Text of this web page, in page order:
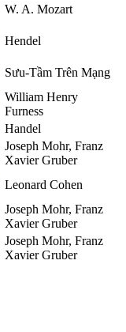
W. A. Mozart
Hendel
Sưu-Tầm Trên Mạng
William Henry
Furness
Handel
Joseph Mohr, Franz
Xavier Gruber
Leonard Cohen
Joseph Mohr, Franz
Xavier Gruber
Joseph Mohr, Franz
Xavier Gruber